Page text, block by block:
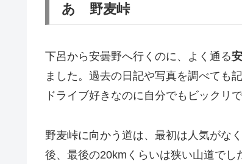
あゝ野麦峠
下呂から安曇野へ行くのに、よく通る
ました。過去の日記や写真を調べても
ドライブ好きなのに自分でもビックリで
野麦峠に向かう道は、最初は人気がな
後、最後の20kmくらいは狭い山道でし